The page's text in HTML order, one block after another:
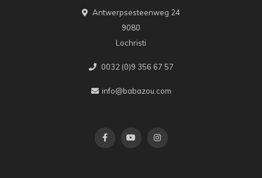
Antwerpsesteenweg 24
9080
Lochristi
0032 (0)9 356 67 57
info@babazou.com